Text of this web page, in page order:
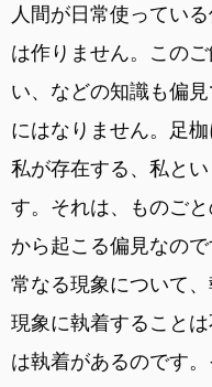
人間が日常使ってい
は作りません。この
い、などの知識も偏
にはなりません。足
私が存在する、私と
す。それは、ものご
から起こる偏見なの
常なる現象について
現象に執着すること
は執着があるのです